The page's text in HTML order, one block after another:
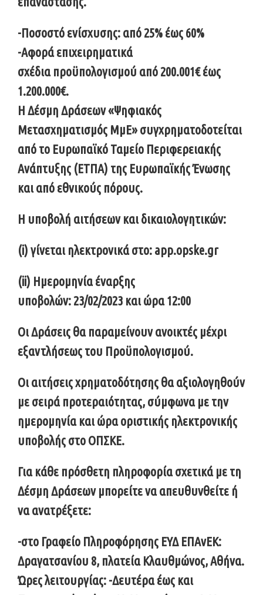
-Ποσοστό ενίσχυσης: από 25% έως 60%
-Αφορά επιχειρηματικά
σχέδια προϋπολογισμού από 200.001€ έως
1.200.000€.
Η Δέσμη Δράσεων «Ψηφιακός
Μετασχηματισμός ΜμΕ» συγχρηματοδοτείται
από το Ευρωπαϊκό Ταμείο Περιφερειακής
Ανάπτυξης (ΕΤΠΑ) της Ευρωπαϊκής Ένωσης
και από εθνικούς πόρους.
Η υποβολή αιτήσεων και δικαιολογητικών:
(i) γίνεται ηλεκτρονικά στο: app.opske.gr
(ii) Ημερομηνία έναρξης
υποβολών: 23/02/2023 και ώρα 12:00
Οι Δράσεις θα παραμείνουν ανοικτές μέχρι
εξαντλήσεως του Προϋπολογισμού.
Οι αιτήσεις χρηματοδότησης θα αξιολογηθούν
με σειρά προτεραιότητας, σύμφωνα με την
ημερομηνία και ώρα οριστικής ηλεκτρονικής
υποβολής στο OΠΣΚΕ.
Για κάθε πρόσθετη πληροφορία σχετικά με τη
Δέσμη Δράσεων μπορείτε να απευθυνθείτε ή
να ανατρέξετε:
-στο Γραφείο Πληροφόρησης ΕΥΔ ΕΠΑνΕΚ:
Δραγατσανίου 8, πλατεία Κλαυθμώνος, Αθήνα.
Ώρες λειτουργίας: -Δευτέρα έως και